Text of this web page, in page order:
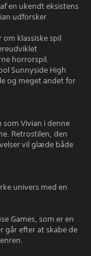
en ukendt eksistens
udforsker
klassiske spil
horrorspil.
Sunnyside High
og meget andet for
som Vivian i denne
Retrostilen, den
vil glæde både
univers med en
Games, som er en
går efter at skabe de